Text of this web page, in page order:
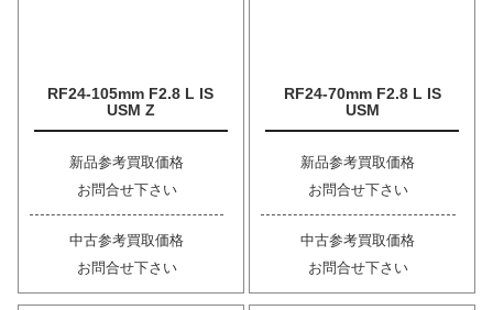
RF24-105mm F2.8 L IS
USM Z
新品参考買取価格
お問合せ下さい
中古参考買取価格
お問合せ下さい
RF24-70mm F2.8 L IS
USM
新品参考買取価格
お問合せ下さい
中古参考買取価格
お問合せ下さい